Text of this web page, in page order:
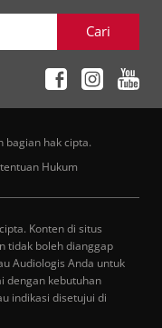
Cari
bagian hak cipta.
Hukum
Konten di situs
tidak boleh dianggap
Audiologis Anda untuk
dengan kebutuhan
indikasi disetujui di